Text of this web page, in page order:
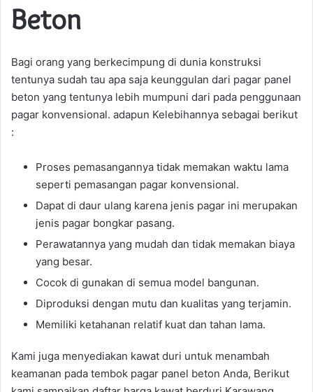
Beton
Bagi orang yang berkecimpung di dunia konstruksi
tentunya sudah tau apa saja keunggulan dari pagar panel
beton yang tentunya lebih mumpuni dari pada penggunaan
pagar konvensional. adapun Kelebihannya sebagai berikut
:
Proses pemasangannya tidak memakan waktu lama
seperti pemasangan pagar konvensional.
Dapat di daur ulang karena jenis pagar ini merupakan
jenis pagar bongkar pasang.
Perawatannya yang mudah dan tidak memakan biaya
yang besar.
Cocok di gunakan di semua model bangunan.
Diproduksi dengan mutu dan kualitas yang terjamin.
Memiliki ketahanan relatif kuat dan tahan lama.
Kami juga menyediakan kawat duri untuk menambah
keamanan pada tembok pagar panel beton Anda, Berikut